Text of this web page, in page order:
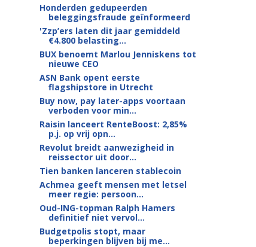
Honderden gedupeerden
beleggingsfraude geïnformeerd
'Zzp’ers laten dit jaar gemiddeld
€4.800 belasting...
BUX benoemt Marlou Jenniskens tot
nieuwe CEO
ASN Bank opent eerste
flagshipstore in Utrecht
Buy now, pay later-apps voortaan
verboden voor min...
Raisin lanceert RenteBoost: 2,85%
p.j. op vrij opn...
Revolut breidt aanwezigheid in
reissector uit door...
Tien banken lanceren stablecoin
Achmea geeft mensen met letsel
meer regie: persoon...
Oud-ING-topman Ralph Hamers
definitief niet vervol...
Budgetpolis stopt, maar
beperkingen blijven bij me...